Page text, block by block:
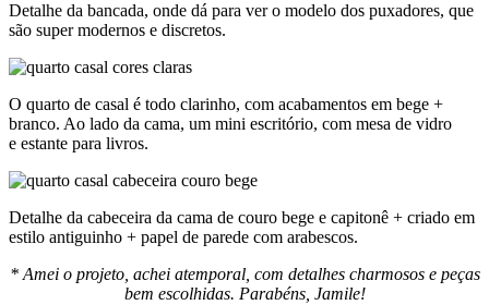
Detalhe da bancada, onde dá para ver o modelo dos puxadores, que
são super modernos e discretos.
O quarto de casal é todo clarinho, com acabamentos em bege +
branco. Ao lado da cama, um mini escritório, com mesa de vidro
e estante para livros.
Detalhe da cabeceira da cama de couro bege e capitonê + criado em
estilo antiguinho + papel de parede com arabescos.
* Amei o projeto, achei atemporal, com detalhes charmosos e peças
bem escolhidas. Parabéns, Jamile!